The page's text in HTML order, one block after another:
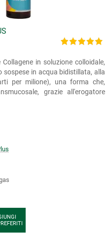
in soluzione colloidale,
sospese in acqua bidistillata, alla
per milione), una forma che,
grazie all'erogatore